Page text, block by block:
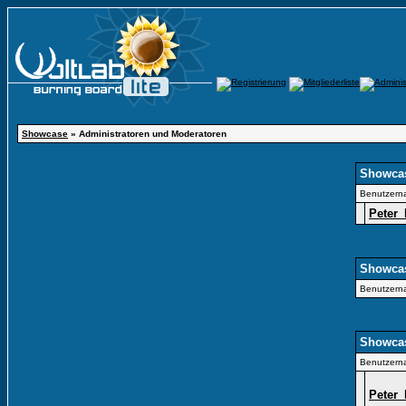
Showcase » Administratoren und Moderatoren